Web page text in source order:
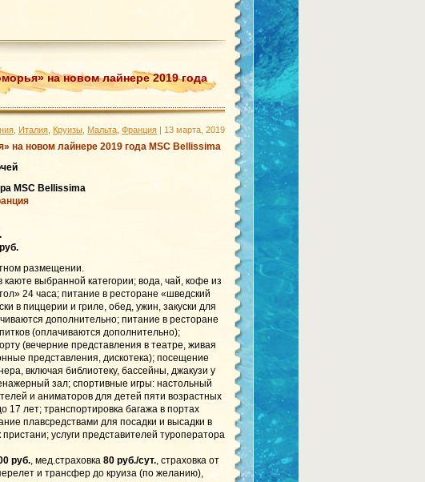
на новом лайнере 2019 года
Италия Круизы Мальта Франция | 13 марта, 2019
на новом лайнере 2019 года MSC Bellissima
MSC Bellissima
размещении.
выбранной категории; вода, чай, кофе из
24 часа; питание в ресторане «шведский
в пиццерии и гриле, обед, ужин, закуски для
дополнительно; питание в ресторане
(оплачиваются дополнительно);
(вечерние представления в театре, живая
представления, дискотека); посещение
включая библиотеку, бассейны, джакузи у
зал; спортивные игры: настольный
и аниматоров для детей пяти возрастных
17 лет; транспортировка багажа в портах
плавсредствами для посадки и высадки в
услуги представителей туроператора
руб., мед.страховка 80 руб./сут., страховка от
и трансфер до круиза (по желанию),